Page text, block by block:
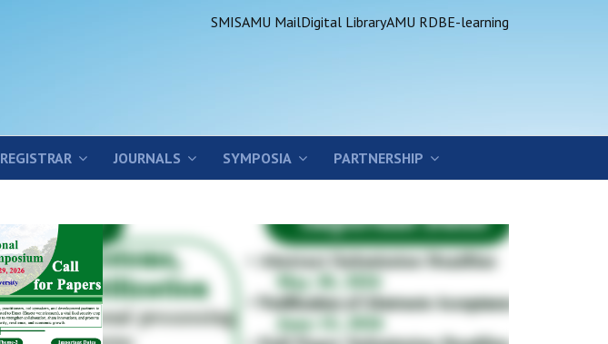
SMISAMU MailDigital LibraryAMU RDBE-learning
REGISTRAR JOURNALS SYMPOSIA PARTNERSHIP